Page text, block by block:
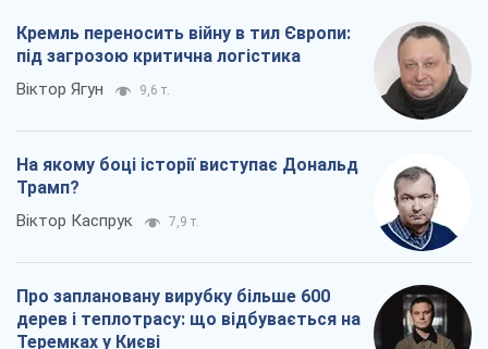
Кремль переносить війну в тил Європи:
під загрозою критична логістика
Віктор Ягун 9,6 т.
На якому боці історії виступає Дональд
Трамп?
Віктор Каспрук 7,9 т.
Про заплановану вирубку більше 600
дерев і теплотрасу: що відбувається на
Теремках у Києві